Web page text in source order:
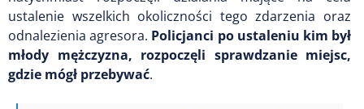
ustalenie wszelkich okoliczności tego zdarzenia oraz
odnalezienia agresora. Policjanci po ustaleniu kim był
młody mężczyzna, rozpoczęli sprawdzanie miejsc,
gdzie mógł przebywać.